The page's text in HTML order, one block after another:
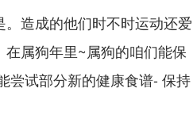
造成的他们时不时运动还爱
属狗年里~属狗的咱们能保
尝试部分新的健康食谱- 保持